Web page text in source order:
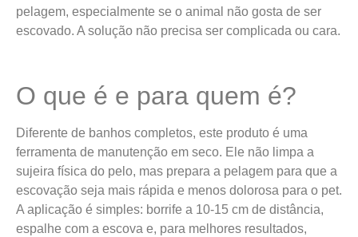
pelagem, especialmente se o animal não gosta de ser
escovado. A solução não precisa ser complicada ou cara.
O que é e para quem é?
Diferente de banhos completos, este produto é uma
ferramenta de manutenção em seco. Ele não limpa a
sujeira física do pelo, mas prepara a pelagem para que a
escovação seja mais rápida e menos dolorosa para o pet.
A aplicação é simples: borrife a 10-15 cm de distância,
espalhe com a escova e, para melhores resultados,